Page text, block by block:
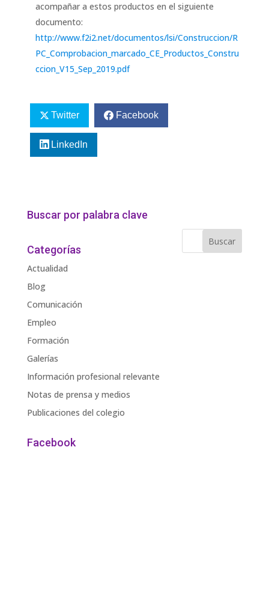
acompañar a estos productos en el siguiente
documento:
http://www.f2i2.net/documentos/lsi/Construccion/R
PC_Comprobacion_marcado_CE_Productos_Constru
ccion_V15_Sep_2019.pdf
Twitter Facebook
LinkedIn
Buscar por palabra clave
Categorías
Actualidad
Blog
Comunicación
Empleo
Formación
Galerías
Información profesional relevante
Notas de prensa y medios
Publicaciones del colegio
Facebook